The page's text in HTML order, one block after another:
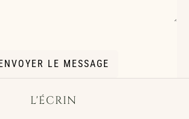
ENVOYER LE MESSAGE
L'ÉCRIN